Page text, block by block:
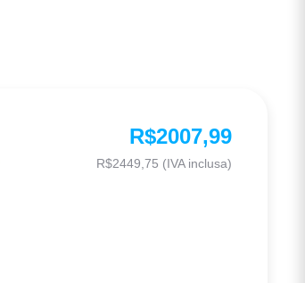
R$2007,99
R$2449,75 (IVA inclusa)